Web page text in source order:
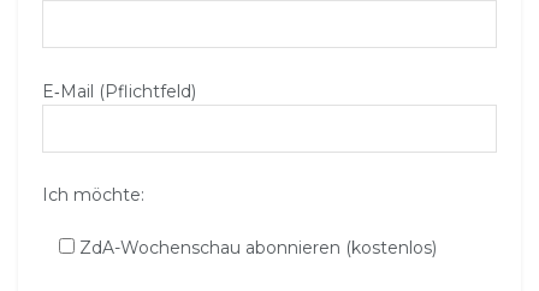
E‑Mail (Pflichtfeld)
Ich möchte:
ZdA-Wochenschau abonnieren (kostenlos)